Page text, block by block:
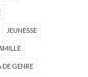
JEUNESSE
DE GENRE